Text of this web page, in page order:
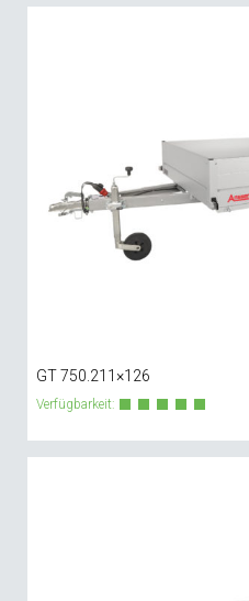
GT 750.211×126
Verfügbarkeit: